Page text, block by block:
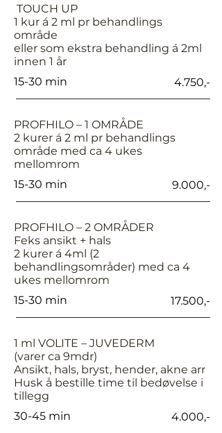
TOUCH UP
1 kur á 2 ml pr behandlings
område
eller som ekstra behandling á 2ml
innen 1 år
15-30 min
4.750,-
PROFHILO – 1 OMRÅDE
2 kurer á 2 ml pr behandlings
område med ca 4 ukes
mellomrom
15-30 min
9.000,-
PROFHILO – 2 OMRÅDER
Feks ansikt + hals
2 kurer á 4ml (2
behandlingsområder) med ca 4
ukes mellomrom
15-30 min
17.500,-
1 ml VOLITE – JUVEDERM
(varer ca 9mdr)
Ansikt, hals, bryst, hender, akne arr
Husk å bestille time til bedøvelse i
tillegg
30-45 min
4.000,-